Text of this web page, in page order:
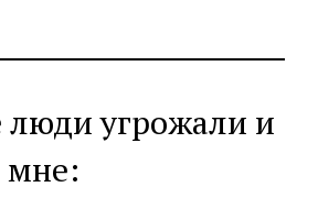
угрожали и
мне: